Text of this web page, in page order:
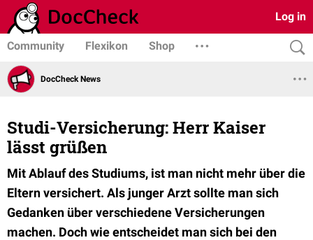
Log in
Community Flexikon Shop
DocCheck News
Studi-Versicherung: Herr Kaiser
lässt grüßen
Mit Ablauf des Studiums, ist man nicht mehr über die
Eltern versichert. Als junger Arzt sollte man sich
Gedanken über verschiedene Versicherungen
machen. Doch wie entscheidet man sich bei den